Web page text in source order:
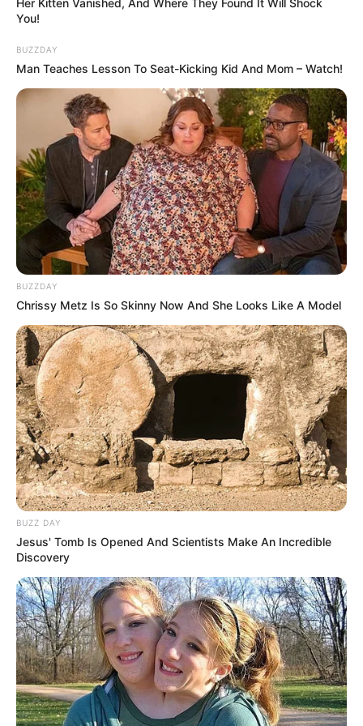
Mute
Barulah di penghujung tahun 2020, ia bergabung dalam produksi
Ikatan Cinta
yang turut dibintangi Arya Saloka dan
Amanda Manopo. Sinetron itu juga sinetron
denganratingtertinggi di sepanjang sejarah sinetron Indonesia.
Selain sinetron, ia juga menghiasi layar kaca dengan membintangi
FTV. Adapun judul FTV yang pernah ia perankan sebut saja
Hidayah Untuk Suami(2015),Ketemu Cinta di Saku Celana
(2017),
Mengejar Restu Papamu(2018), danQueen Of Undian
Cinta(2020).
Setelah 6 tahun berkarir sebagai aktor, akhirnya di tahun 2020
ikbal menjajal industri film. Film perdananya adalah
Sarungdengan memerakan tokoh bernama Berry.
Baca juga:Biodata, Profil, dan Fakta Ayas Aviya
(Verygemini)
Her Kitten Vanished, And Where They Found It Will Shock
You!
BUZZDAY
Man Teaches Lesson To Seat-Kicking Kid And Mom – Watch!
BUZZDAY
Chrissy Metz Is So Skinny Now And She Looks Like A Model
BUZZ DAY
Jesus' Tomb Is Opened And Scientists Make An Incredible
Discovery